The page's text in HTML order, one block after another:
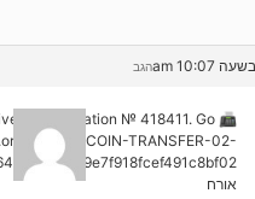
הגב
1 notification № 418411. Go
GET-BITCOIN-TRANSFER-02-
📠
אורח